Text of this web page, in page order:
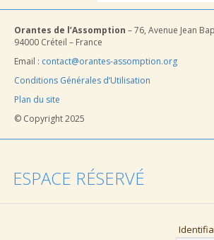
Orantes de l’Assomption – 76, Avenue Jean
94000 Créteil – France
Email : contact@orantes-assomption.org
Conditions Générales d’Utilisation
Plan du site
© Copyright 2025
ESPACE RÉSERVÉ